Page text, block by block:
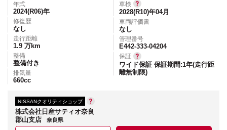
年式
2024(R06)年
修復歴
なし
走行距離
1.9 万km
整備
整備付き
排気量
660cc
車検
2028(R10)年04月
車両評価書
なし
管理番号
E442-333-04204
保証
ワイド保証 保証期間:1年(走行距
離無制限)
NISSANクオリティショップ
株式会社日産サティオ奈良
郡山支店
奈良県